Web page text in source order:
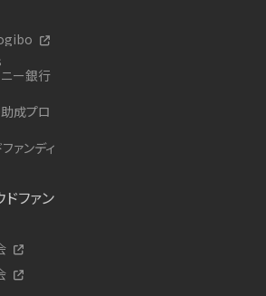
ー銀行
成プロ
ァンディ
ファン